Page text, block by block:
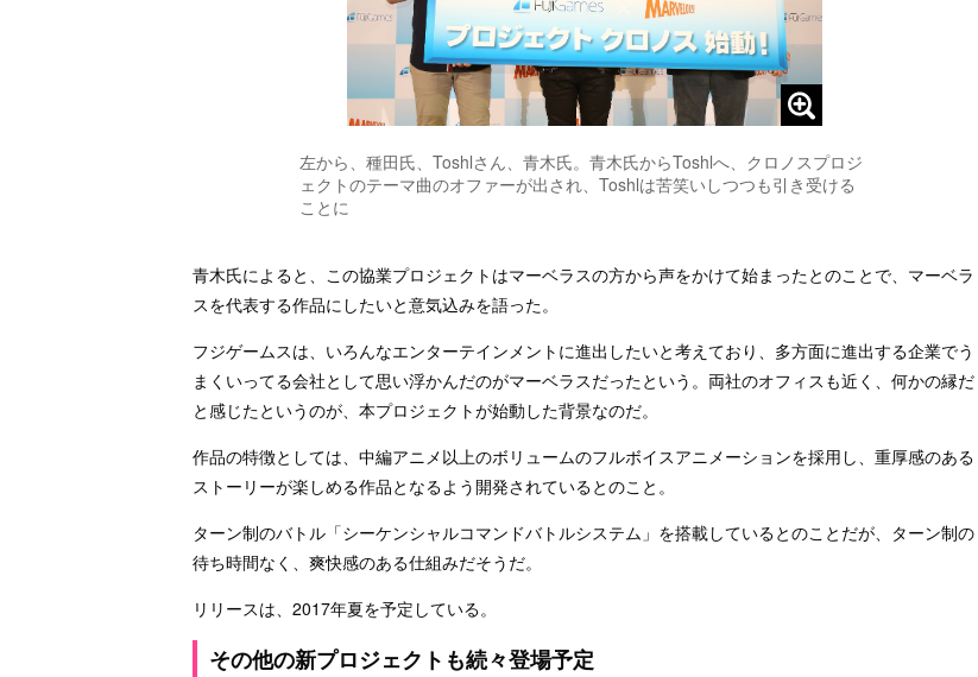
左から、種田氏、Toshlさん、青木氏。青木氏からToshlへ、クロノスプロジ
ェクトのテーマ曲のオファーが出され、Toshlは苦笑いしつつも引き受ける
ことに
青木氏によると、この協業プロジェクトはマーベラスの方から声をかけて始まったとのことで、マーベラ
スを代表する作品にしたいと意気込みを語った。
フジゲームスは、いろんなエンターテインメントに進出したいと考えており、多方面に進出する企業でう
まくいってる会社として思い浮かんだのがマーベラスだったという。両社のオフィスも近く、何かの縁だ
と感じたというのが、本プロジェクトが始動した背景なのだ。
作品の特徴としては、中編アニメ以上のボリュームのフルボイスアニメーションを採用し、重厚感のある
ストーリーが楽しめる作品となるよう開発されているとのこと。
ターン制のバトル「シーケンシャルコマンドバトルシステム」を搭載しているとのことだが、ターン制の
待ち時間なく、爽快感のある仕組みだそうだ。
リリースは、2017年夏を予定している。
その他の新プロジェクトも続々登場予定